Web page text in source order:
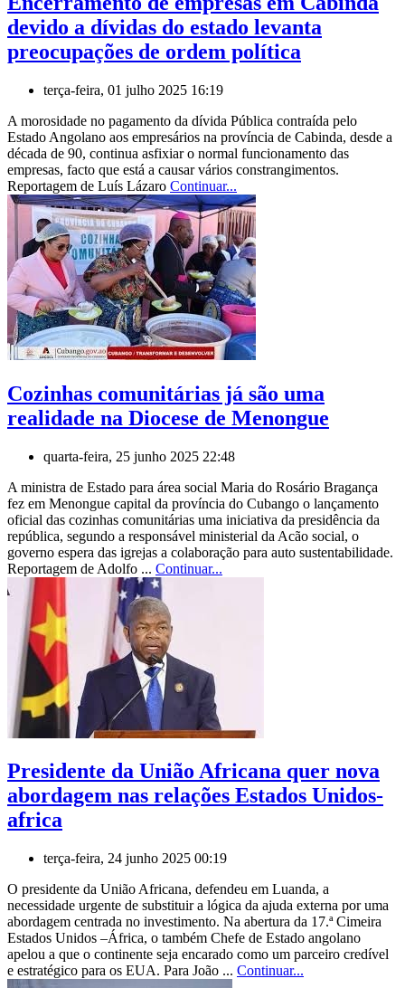
devido a dívidas do estado levanta
preocupações de ordem política
terça-feira, 01 julho 2025 16:19
A morosidade no pagamento da dívida Pública contraída pelo
Estado Angolano aos empresários na província de Cabinda, desde a
década de 90, continua asfixiar o normal funcionamento das
empresas, facto que está a causar vários constrangimentos.
Reportagem de Luís Lázaro Continuar...
Cozinhas comunitárias já são uma
realidade na Diocese de Menongue
quarta-feira, 25 junho 2025 22:48
A ministra de Estado para área social Maria do Rosário Bragança
fez em Menongue capital da província do Cubango o lançamento
oficial das cozinhas comunitárias uma iniciativa da presidência da
república, segundo a responsável ministerial da Acão social, o
governo espera das igrejas a colaboração para auto sustentabilidade.
Reportagem de Adolfo ... Continuar...
Presidente da União Africana quer nova
abordagem nas relações Estados Unidos-
africa
terça-feira, 24 junho 2025 00:19
O presidente da União Africana, defendeu em Luanda, a
necessidade urgente de substituir a lógica da ajuda externa por uma
abordagem centrada no investimento. Na abertura da 17.ª Cimeira
Estados Unidos –África, o também Chefe de Estado angolano
apelou a que o continente seja encarado como um parceiro credível
e estratégico para os EUA. Para João ... Continuar...